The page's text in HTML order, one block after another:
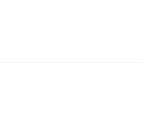
Chap 9